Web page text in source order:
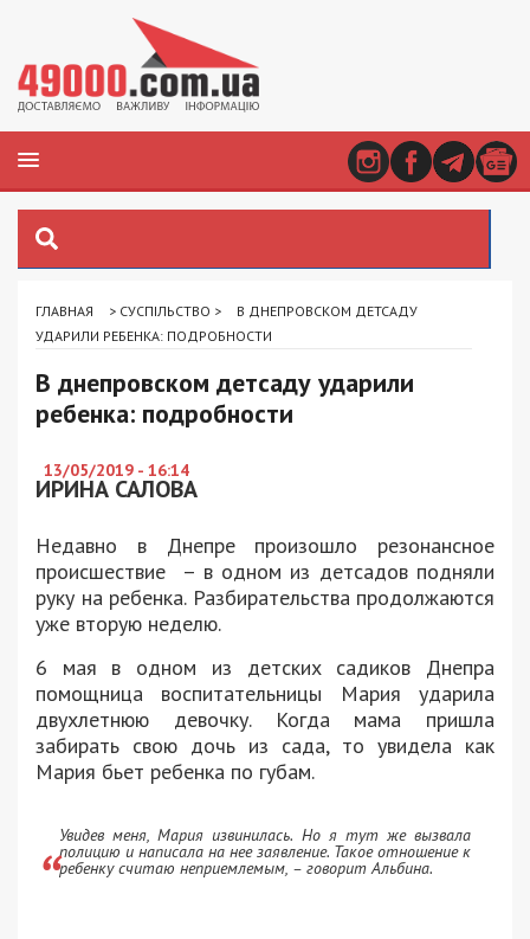
ГЛАВНАЯ > СУСПІЛЬСТВО >
В ДНЕПРОВСКОМ ДЕТСАДУ
УДАРИЛИ РЕБЕНКА: ПОДРОБНОСТИ
В днепровском детсаду ударили
ребенка: подробности
13/05/2019 - 16:14
ИРИНА САЛОВА
Недавно в Днепре произошло резонансное
происшествие – в одном из детсадов подняли
руку на ребенка. Разбирательства продолжаются
уже вторую неделю.
6 мая в одном из детских садиков Днепра
помощница воспитательницы Мария ударила
двухлетнюю девочку. Когда мама пришла
забирать свою дочь из сада, то увидела как
Мария бьет ребенка по губам.
Увидев меня, Мария извинилась. Но я тут же вызвала
полицию и написала на нее заявление. Такое отношение к
ребенку считаю неприемлемым, – говорит Альбина.